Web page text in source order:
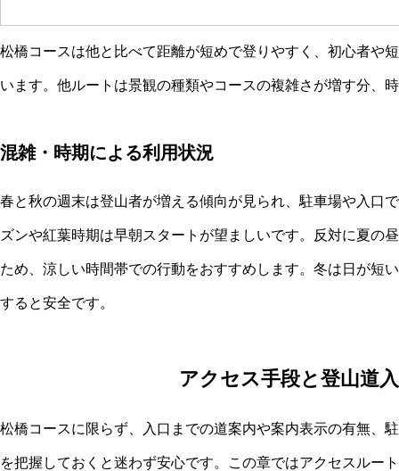
松橋コースは他と比べて距離が短めで登りやすく、初心者や
います。他ルートは景観の種類やコースの複雑さが増す分、
混雑・時期による利用状況
春と秋の週末は登山者が増える傾向が見られ、駐車場や入口
ズンや紅葉時期は早朝スタートが望ましいです。反対に夏の
ため、涼しい時間帯での行動をおすすめします。冬は日が短
すると安全です。
アクセス手段と登山道
松橋コースに限らず、入口までの道案内や案内表示の有無、
を把握しておくと迷わず安心です。この章ではアクセスルー